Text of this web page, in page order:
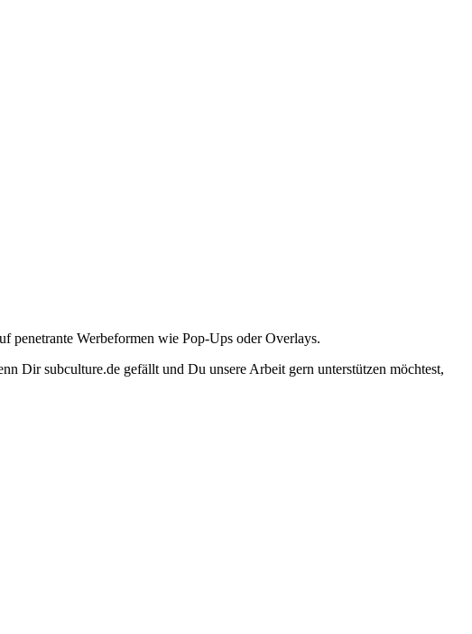
penetrante Werbeformen wie Pop-Ups oder Overlays.
Dir subculture.de gefällt und Du unsere Arbeit gern unterstützen möchtest,